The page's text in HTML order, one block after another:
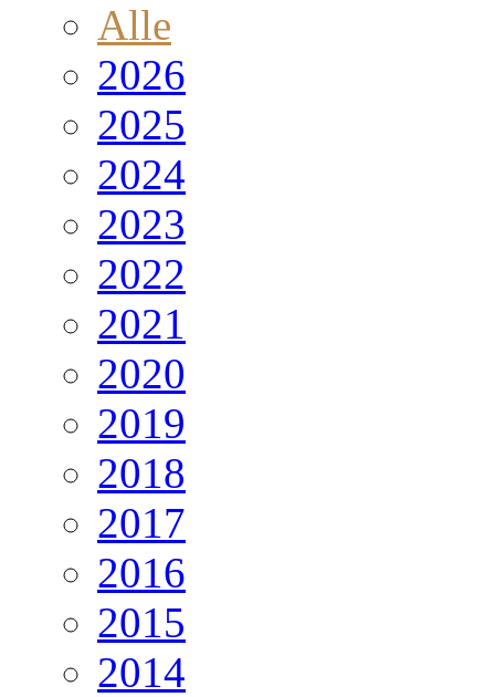
Alle
2026
2025
2024
2023
2022
2021
2020
2019
2018
2017
2016
2015
2014